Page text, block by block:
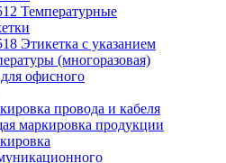
Температурные
Этикетка с указанием
(многоразовая)
офисного
провода и кабеля
маркировка продукции